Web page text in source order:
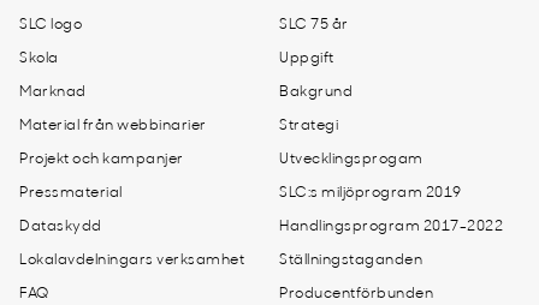
SLC logo
Skola
Marknad
Material från webbinarier
Projekt och kampanjer
Pressmaterial
Dataskydd
Lokalavdelningars verksamhet
FAQ
SLC 75 år
Uppgift
Bakgrund
Strategi
Utvecklingsprogam
SLC:s miljöprogram 2019
Handlingsprogram 2017-2022
Ställningstaganden
Producentförbunden